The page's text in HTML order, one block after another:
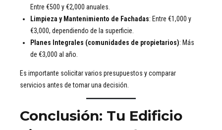
Entre €500 y €2,000 anuales.
Limpieza y Mantenimiento de Fachadas: Entre €1,000 y
€3,000, dependiendo de la superficie.
Planes Integrales (comunidades de propietarios): Más
de €3,000 al año.
Es importante solicitar varios presupuestos y comparar
servicios antes de tomar una decisión.
Conclusión: Tu Edificio